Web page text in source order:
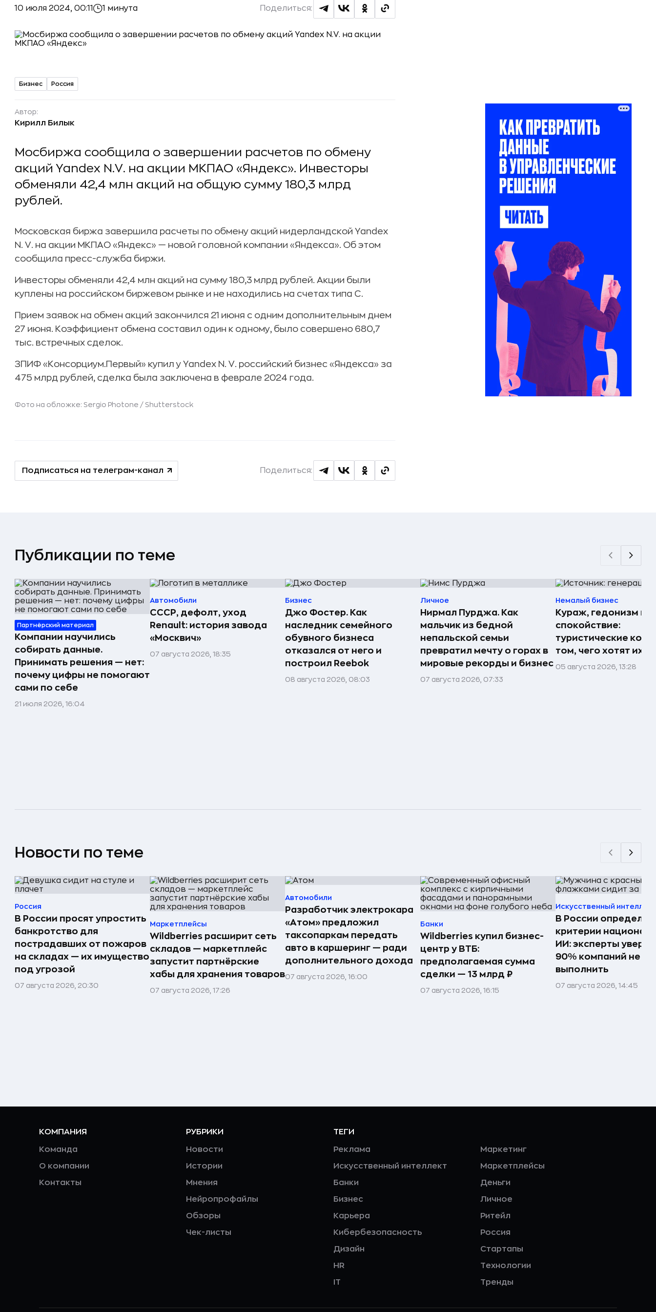
10 июля 2024, 00:11 1 минута Поделиться:
Бизнес Россия
Автор:
Кирилл Билык
Мосбиржа сообщила о завершении расчетов по обмену
акций Yandex N.V. на акции МКПАО «Яндекс». Инвесторы
обменяли 42,4 млн акций на общую сумму 180,3 млрд
рублей.
Московская биржа завершила расчеты по обмену акций нидерландской Yandex
N. V. на акции МКПАО «Яндекс» — новой головной компании «Яндекса». Об этом
сообщила пресс-служба биржи.
Инвесторы обменяли 42,4 млн акций на сумму 180,3 млрд рублей. Акции были
куплены на российском биржевом рынке и не находились на счетах типа С.
Прием заявок на обмен акций закончился 21 июня с одним дополнительным днем
27 июня. Коэффициент обмена составил один к одному, было совершено 680,7
тыс. встречных сделок.
ЗПИФ «Консорциум.Первый» купил у Yandex N. V. российский бизнес «Яндекса» за
475 млрд рублей, сделка была заключена в феврале 2024 года.
Фото на обложке: Sergio Photone / Shutterstock
Подписаться на телеграм-канал Поделиться:
Публикации по теме
Партнёрский материал
Компании научились
собирать данные.
Принимать решения — нет:
почему цифры не помогают
сами по себе
21 июля 2026, 16:04
Автомобили
СССР, дефолт, уход
Renault: история завода
«Москвич»
07 августа 2026, 18:35
Бизнес
Джо Фостер. Как
наследник семейного
обувного бизнеса
отказался от него и
построил Reebok
08 августа 2026, 08:03
Личное
Нирмал Пурджа. Как
мальчик из бедной
непальской семьи
превратил мечту о горах в
мировые рекорды и бизнес
07 августа 2026, 07:33
Немалый бизнес
Кураж, гедонизм и
спокойствие:
туристические
том, чего хотят их
05 августа 2026, 13:28
Новости по теме
Россия
В России просят упростить
банкротство для
пострадавших от пожаров
на складах — их имущество
под угрозой
07 августа 2026, 20:30
Маркетплейсы
Wildberries расширит сеть
складов — маркетплейс
запустит партнёрские
хабы для хранения товаров
07 августа 2026, 17:26
Автомобили
Разработчик электрокара
«Атом» предложил
таксопаркам передать
авто в каршеринг — ради
дополнительного дохода
07 августа 2026, 16:00
Банки
Wildberries купил бизнес-
центр у ВТБ:
предполагаемая сумма
сделки — 13 млрд ₽
07 августа 2026, 16:15
Искусственный
В России
критерии
ИИ: эксперты
90% компаний не
выполнить
07 августа 2026, 14:45
КОМПАНИЯ
Команда
О компании
Контакты
РУБРИКИ
Новости
Истории
Мнения
Нейропрофайлы
Обзоры
Чек-листы
ТЕГИ
Реклама
Искусственный интеллект
Банки
Бизнес
Карьера
Кибербезопасность
Дизайн
HR
IT
Маркетинг
Маркетплейсы
Деньги
Личное
Ритейл
Россия
Стартапы
Технологии
Тренды